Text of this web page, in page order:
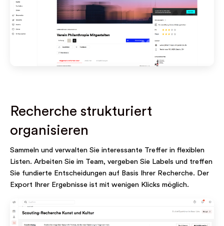
Recherche strukturiert
organisieren
Sammeln und verwalten Sie interessante Treffer in flexiblen
Listen. Arbeiten Sie im Team, vergeben Sie Labels und treffen
Sie fundierte Entscheidungen auf Basis Ihrer Recherche. Der
Export Ihrer Ergebnisse ist mit wenigen Klicks möglich.